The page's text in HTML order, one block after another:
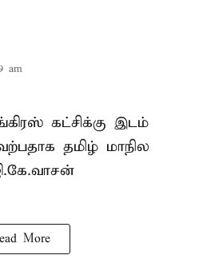
am
கட்சிக்கு இடம்
தமிழ் மாநில
More